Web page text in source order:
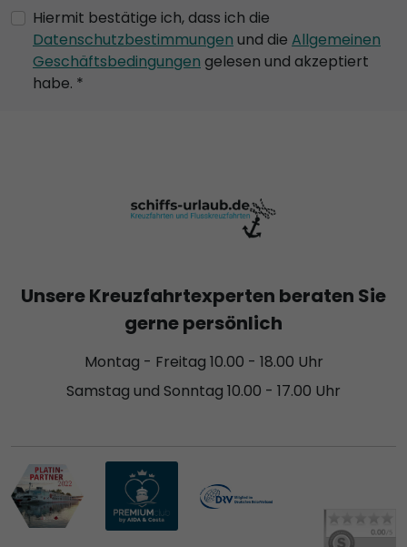
Hiermit bestätige ich, dass ich die
Datenschutzbestimmungen und die Allgemeinen
Geschäftsbedingungen gelesen und akzeptiert
habe. *
Unsere Kreuzfahrtexperten beraten Sie
gerne persönlich
Montag - Freitag 10.00 - 18.00 Uhr
Samstag und Sonntag 10.00 - 17.00 Uhr